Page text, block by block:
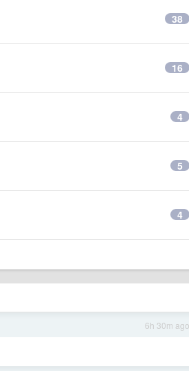
38
16
4
5
4
6h 30m ago